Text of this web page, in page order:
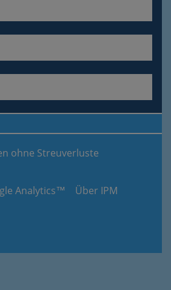
ohne Streuverluste
Analytics™ Über IPM